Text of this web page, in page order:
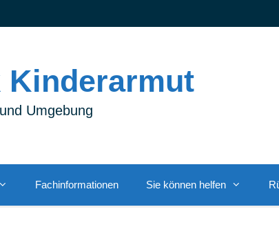
Kinderarmut
Umgebung
Fachinformationen Sie können helfen